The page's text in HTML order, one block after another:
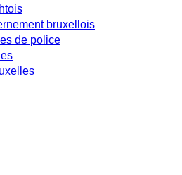
bruxellois
de police